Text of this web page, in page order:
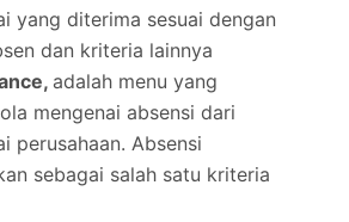
yang diterima sesuai dengan
dan kriteria lainnya
adalah menu yang
mengenai absensi dari
perusahaan. Absensi
sebagai salah satu kriteria